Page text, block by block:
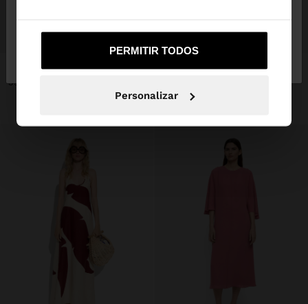
PERMITIR TODOS
Personalizar
+
VESTIDO MIDI COM BOLSOS
39,99 €
+
35,99 €